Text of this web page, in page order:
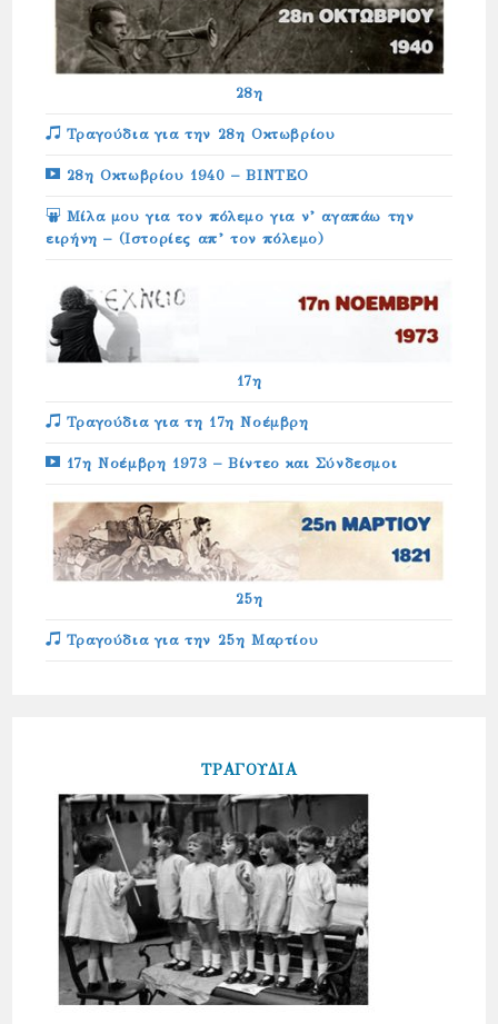
28η
Τραγούδια για την 28η Οκτωβρίου
28η Οκτωβρίου 1940 – ΒΙΝΤΕΟ
Μίλα μου για τον πόλεμο για ν’ αγαπάω την
ειρήνη – (Ιστορίες απ’ τον πόλεμο)
17η
Τραγούδια για τη 17η Νοέμβρη
17η Νοέμβρη 1973 – Βίντεο και Σύνδεσμοι
25η
Τραγούδια για την 25η Μαρτίου
ΤΡΑΓΟΥΔΙΑ